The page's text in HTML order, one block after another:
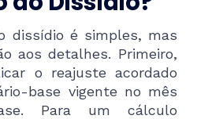
dissídio é simples, mas
aos detalhes. Primeiro,
o reajuste acordado
base vigente no mês
Para um cálculo